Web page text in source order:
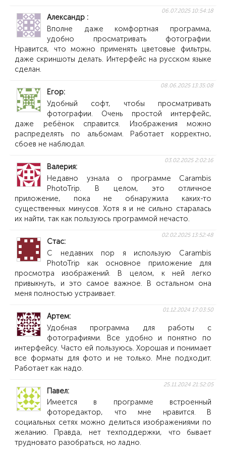
Александр
06.07.2025 10:54:18
Вполне даже комфортная программа,
удобно просматривать фотографии.
Нравится, что можно применять цветовые фильтры,
даже скриншоты делать. Интерфейс на русском языке
сделан.
Егор
08.06.2025 13:35:08
Удобный софт, чтобы просматривать
фотографии. Очень простой интерфейс,
даже ребёнок справится. Изображения можно
распределять по альбомам. Работает корректно,
сбоев не наблюдал.
Валерия
03.02.2025 2:02:16
Недавно узнала о программе Carambis
PhotoTrip. В целом, это отличное
приложение, пока не обнаружила каких-то
существенных минусов. Хотя я и не сильно старалась
их найти, так как пользуюсь программой нечасто.
Стас
02.02.2025 13:52:48
С недавних пор я использую Carambis
PhotoTrip как основное приложение для
просмотра изображений. В целом, к ней легко
привыкнуть, и это самое важное. В остальном она
меня полностью устраивает.
Артем
01.12.2024 17:03:50
Удобная программа для работы с
фотографиями. Все удобно и понятно по
интерфейсу. Часто ей пользуюсь. Хорошая и понимает
все форматы для фото и не только. Мне подходит.
Работает как надо.
Павел
25.11.2024 21:52:05
Имеется в программе встроенный
фоторедактор, что мне нравится. В
социальных сетях можно делиться изображениями по
желанию. Правда, нет техподдержки, что бывает
трудновато разобраться, но ладно.